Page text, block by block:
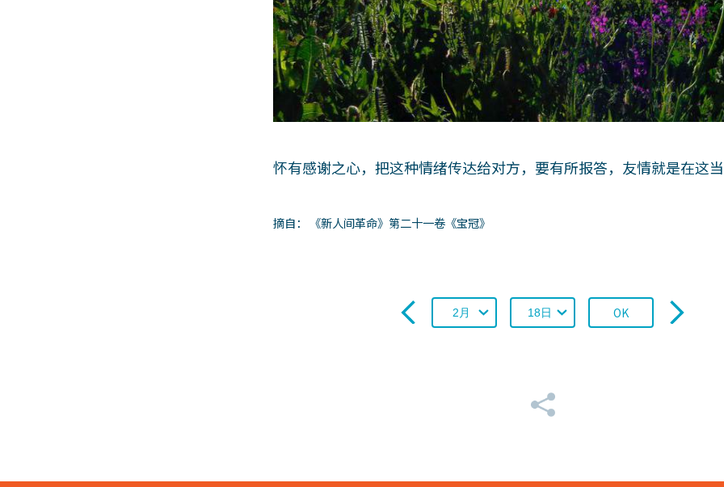
怀有感谢之心，把这种情绪传达给对方，要有所报答，友情就是在这
摘自： 《新人间革命》第二十一卷《宝冠》
OK